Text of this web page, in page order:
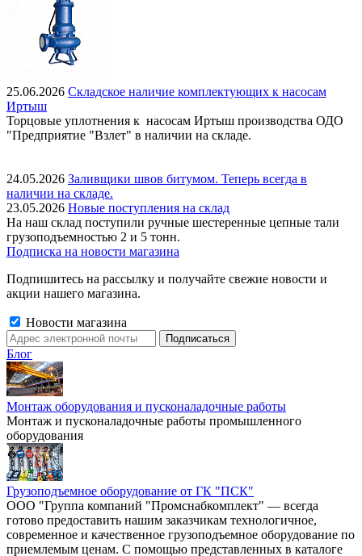
25.06.2026 Складское наличие комплектующих к насосам
Иртыш
Торцовые уплотнения к насосам Иртыш производства ОДО
"Предприятие "Взлет" в наличии на складе.
24.05.2026 Заливщики швов битумом. Теперь всегда в
наличии на складе.
23.05.2026 Новые поступления на склад
На наш склад поступили ручные шестеренные цепные тали
грузоподъемностью 2 и 5 тонн.
Подписка на новости магазина
Подпишитесь на рассылку и получайте свежие новости и
акции нашего магазина.
Новости магазина
Блог
Монтаж оборудования и пусконаладочные работы
Монтаж и пусконаладочные работы промышленного
оборудования
Грузоподъемное оборудование от ГК "ПСК"
ООО "Группа компаний "Промснабкомплект" — всегда
готово предоставить нашим заказчикам технологичное,
современное и качественное грузоподъемное оборудование по
приемлемым ценам. С помощью представленных в каталоге